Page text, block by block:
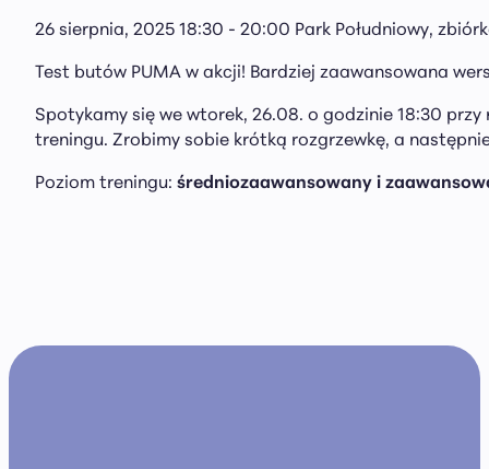
26 sierpnia, 2025 18:30 - 20:00 Park Południowy,
Test butów PUMA w akcji! Bardziej zaawansowana
Spotykamy się we wtorek, 26.08. o godzinie 18:30
treningu. Zrobimy sobie krótką rozgrzewkę, a
Poziom treningu: średniozaawansowany i